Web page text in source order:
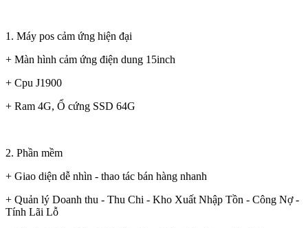
1. Máy pos cảm ứng hiện đại
+ Màn hình cảm ứng điện dung 15inch
+ Cpu J1900
+ Ram 4G, Ổ cứng SSD 64G
2. Phần mềm
+ Giao diện dễ nhìn - thao tác bán hàng nhanh
+ Quản lý Doanh thu - Thu Chi - Kho Xuất Nhập Tồn - Công Nợ -
Tính Lãi Lỗ